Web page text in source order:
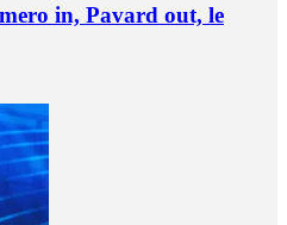
in, Pavard out, le